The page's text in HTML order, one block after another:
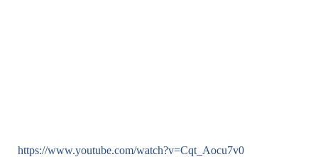
https://www.youtube.com/watch?v=Cqt_Aocu7v0